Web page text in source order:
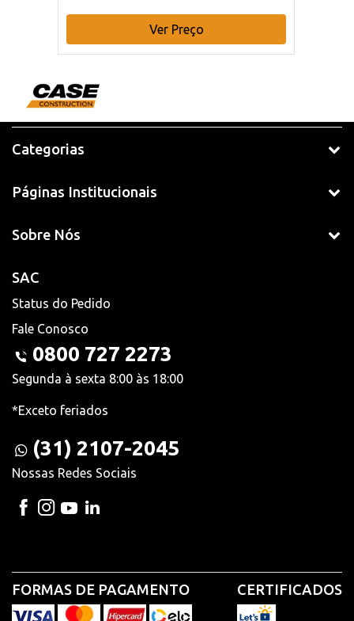
Ver Preço
Categorias
Páginas Institucionais
Sobre Nós
SAC
Status do Pedido
Fale Conosco
0800 727 2273
Segunda à sexta 8:00 às 18:00
*Exceto feriados
(31) 2107-2045
Nossas Redes Sociais
FORMAS DE PAGAMENTO CERTIFICADOS